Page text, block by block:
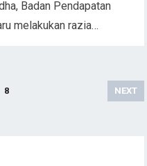
Badan Pendapatan
melakukan razia…
8 NEXT